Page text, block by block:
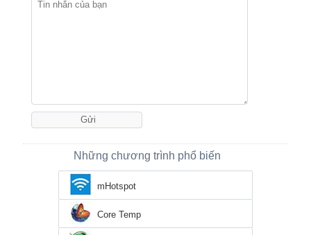
Những chương trình phổ biến
mHotspot
Core Temp